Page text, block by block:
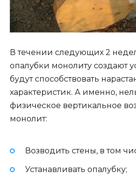
В течении следующих 2
опалубки монолиту создают
будут способствовать
характеристик. А именно,
физическое вертикальное
монолит:
Возводить стены, в том
Устанавливать опалубку;